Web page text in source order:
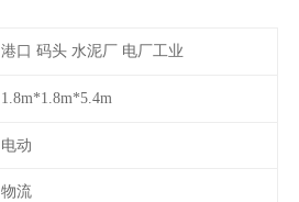
港口 码头 水泥厂 电厂工业
1.8m*1.8m*5.4m
电动
物流